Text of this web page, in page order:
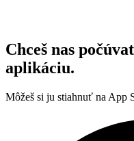
Chceš nas
aplikáciu.
Môžeš si ju stiahnuť na App